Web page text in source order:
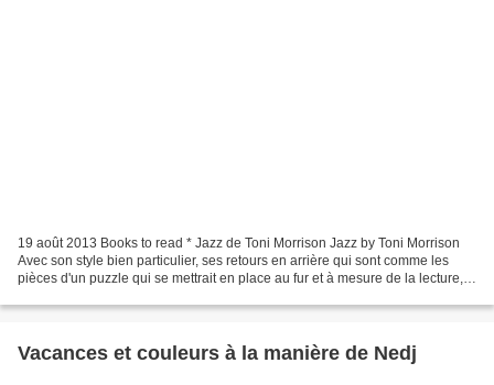
19 août 2013 Books to read * Jazz de Toni Morrison Jazz by Toni Morrison
Avec son style bien particulier, ses retours en arrière qui sont comme les
pièces d'un puzzle qui se mettrait en place au fur et à mesure de la lecture,
Vacances et couleurs à la manière de Nedj